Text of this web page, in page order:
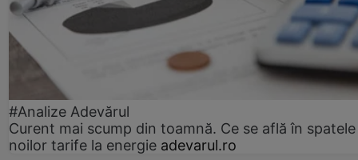
#Analize Adevărul
Curent mai scump din toamnă. Ce se află în spatele
noilor tarife la energie adevarul.ro